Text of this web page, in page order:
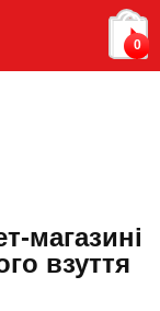
0
магазині
взуття